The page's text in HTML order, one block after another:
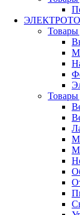
Товары
Товары